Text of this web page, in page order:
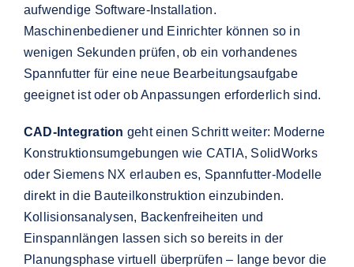
aufwendige Software-Installation.
Maschinenbediener und Einrichter können so in
wenigen Sekunden prüfen, ob ein vorhandenes
Spannfutter für eine neue Bearbeitungsaufgabe
geeignet ist oder ob Anpassungen erforderlich sind.
CAD-Integration geht einen Schritt weiter: Moderne
Konstruktionsumgebungen wie CATIA, SolidWorks
oder Siemens NX erlauben es, Spannfutter-Modelle
direkt in die Bauteilkonstruktion einzubinden.
Kollisionsanalysen, Backenfreiheiten und
Einspannlängen lassen sich so bereits in der
Planungsphase virtuell überprüfen – lange bevor die